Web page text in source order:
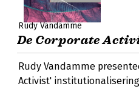
Rudy Vandamme
De Corporate
Rudy Vandamme
Activist'